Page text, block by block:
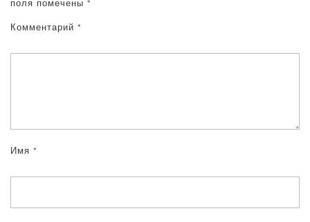
поля помечены *
Комментарий *
Имя *